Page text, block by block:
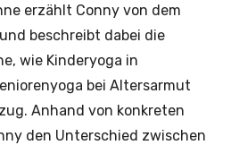
erzählt Conny von dem
beschreibt dabei die
wie Kinderyoga in
bei Altersarmut
Anhand von konkreten
den Unterschied zwischen